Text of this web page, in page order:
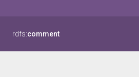
rdfs:comment